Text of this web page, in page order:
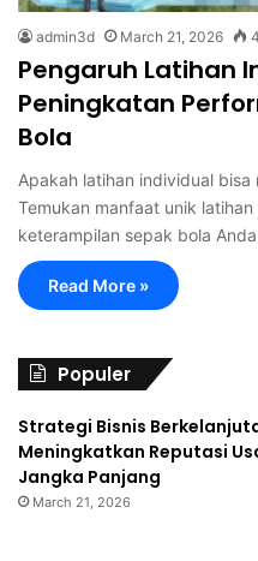
admin3d March 21, 2026 4
Pengaruh Latihan
Peningkatan
Bola
Apakah latihan individual
Temukan manfaat unik
keterampilan sepak bola
Read More »
Populer
Strategi Bisnis
Meningkatkan Reputasi
Jangka Panjang
March 21, 2026